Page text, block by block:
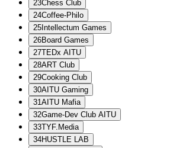
23Chess Club
24Coffee-Philo
25 Intellectum Games
26Board Games
27TEDx AITU
28ART Club
29Cooking Club
30AITU Gaming
31AITU Mafia
32Game-Dev Club AITU
33TYF.Media
34HUSTLE LAB